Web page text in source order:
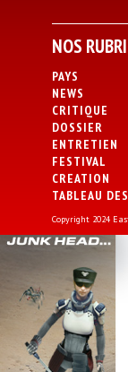
NOS
PAYS
NEWS
CRITIQUE
DOSSIER
ENTRETIEN
FESTIVAL
CREATION
TABLEAU
Copyright 2024